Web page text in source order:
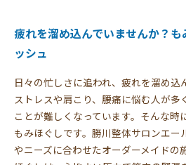
疲れを溜め込んでいませんか？
ッシュ
日々の忙しさに追われ、疲れを溜め込
ストレスや肩こり、腰痛に悩む人が多
ことが難しくなっています。そんな時
もみほぐしです。勝川整体サロンエー
やニーズに合わせたオーダーメイドの